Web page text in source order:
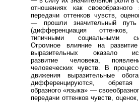
отношениях как
передачи оттенков чувств,
— прошли значительный путь
(дифференциация
типичными социальными
Огромное влияние на
выразительных оказало
развитие человека,
человеческих чувств. В
движения выразительные
дифференцируются, обретая
образного «языка» —
передачи оттенков чувств,